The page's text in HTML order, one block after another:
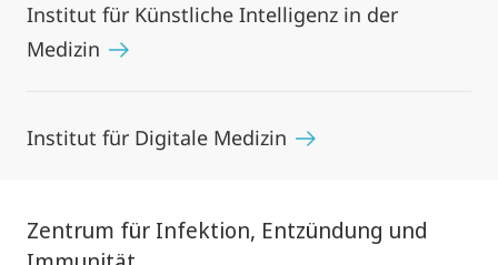
Institut für Künstliche Intelligenz in der
Medizin
Institut für Digitale Medizin
Zentrum für Infektion, Entzündung und